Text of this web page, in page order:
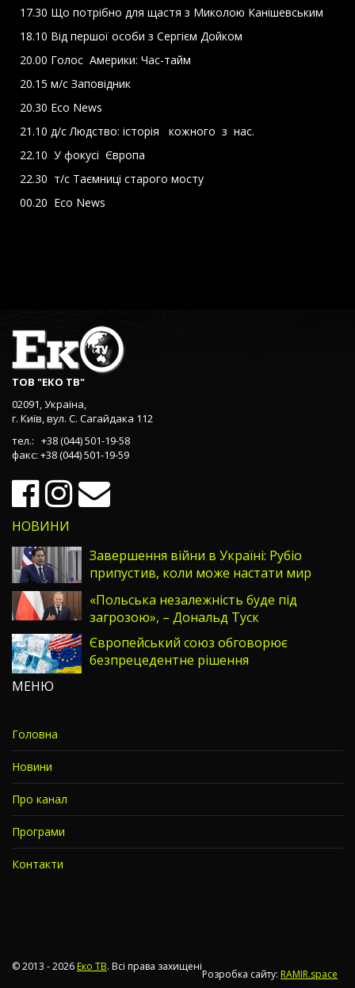
17.30 Що потрібно для щастя з Миколою Канішевським
18.10 Від першої особи з Сергієм Дойком
20.00 Голос Америки: Час-тайм
20.15 м/с Заповідник
20.30 Eco News
21.10 д/с Людство: історія кожного з нас.
22.10 У фокусі Європа
22.30 т/с Таємниці старого мосту
00.20 Eco News
ТОВ "ЕКО ТВ"
02091, Україна,
г. Київ, вул. С. Сагайдака 112
тел.: +38 (044) 501-19-58
факс: +38 (044) 501-19-59
НОВИНИ
Завершення війни в Україні: Рубіо
припустив, коли може настати мир
«Польська незалежність буде під
загрозою», – Дональд Туск
Європейський союз обговорює
безпрецедентне рішення
МЕНЮ
Головна
Новини
Про канал
Програми
Контакти
© 2013 - 2026 Еко ТВ. Всі права захищені
Розробка сайту: RAMIR.space